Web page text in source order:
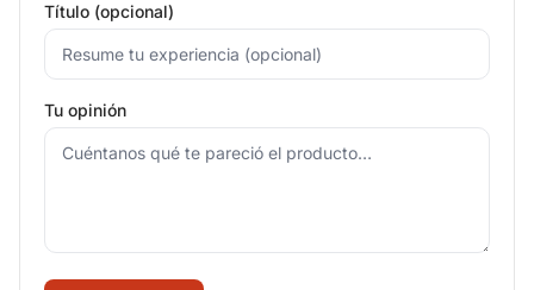
Título (opcional)
Tu opinión